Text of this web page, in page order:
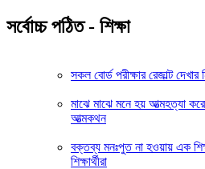
সর্বোচ্চ পঠিত - শিক্ষা
সকল বোর্ড পরীক্ষার রেজাল্ট দেখার
মাঝে মাঝে মনে হয় আত্মহত্যা
আত্মকথন
বক্তব্য মনঃপুত না হওয়ায় এক
শিক্ষার্থীরা